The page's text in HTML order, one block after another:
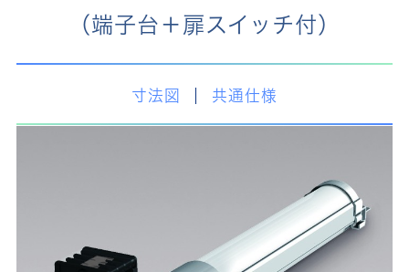
（端子台＋扉スイッチ付）
寸法図 共通仕様